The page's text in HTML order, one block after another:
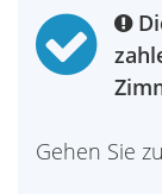
Gehen Sie